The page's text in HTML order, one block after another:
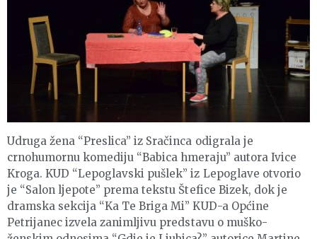
Udruga žena “Preslica” iz Sračinca odigrala je
crnohumornu komediju “Babica hmeraju” autora Ivice
Kroga. KUD “Lepoglavski pušlek” iz Lepoglave otvorio
je “Salon ljepote” prema tekstu Štefice Bizek, dok je
dramska sekcija “Ka Te Briga Mi” KUD-a Općine
Petrijanec izvela zanimljivu predstavu o muško-